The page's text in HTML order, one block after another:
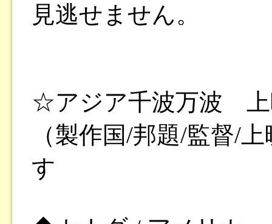
見逃せません。
☆アジア千波万波 上
（製作国/邦題/監督/
す